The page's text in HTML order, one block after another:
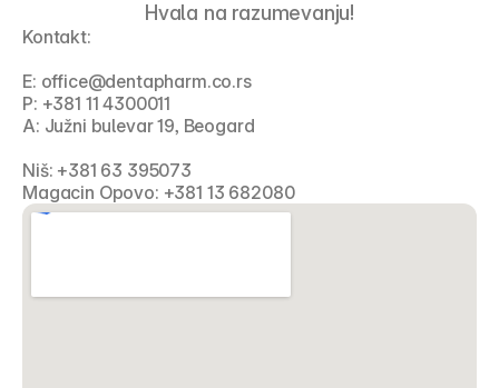
Hvala na razumevanju!
Kontakt:
E: office@dentapharm.co.rs
P: +381 11 4300011
A: Južni bulevar 19, Beogard
Niš: +381 63 395073
Magacin Opovo: +381 13 682080